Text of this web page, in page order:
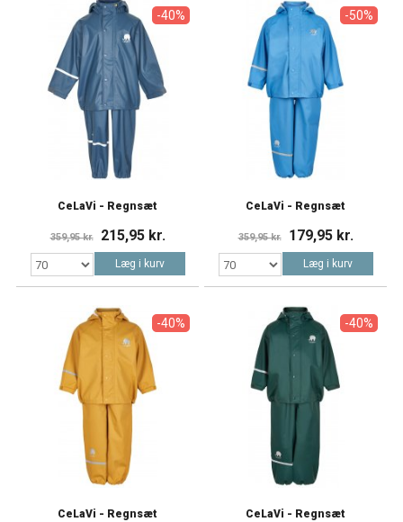
-40%
CeLaVi - Regnsæt
359,95 kr. 215,95 kr.
Læg i kurv
-50%
CeLaVi - Regnsæt
359,95 kr. 179,95 kr.
Læg i kurv
-40%
CeLaVi - Regnsæt
-40%
CeLaVi - Regnsæt